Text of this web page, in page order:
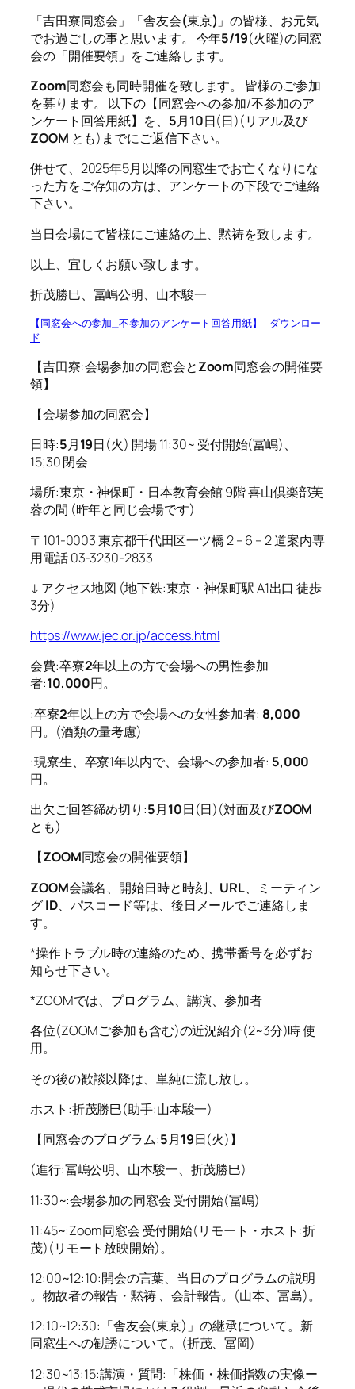
「吉田寮同窓会」「舎友会(東京) 」の皆様、お元気
でお過ごしの事と思います。 今年5/19(火曜)の同窓
会の「開催要領」をご連絡します。
Zoom同窓会も同時開催を致します。 皆様のご参加
を募ります。 以下の【同窓会への参加/不参加のア
ンケート回答用紙】を、 5月10日(日)(リアル及び
ZOOM とも)までにご返信下さい。
併せて、2025年5月以降の同窓生でお亡くなりにな
った方をご存知の方は、アンケートの下段でご連絡
下さい。
当日会場にて皆様にご連絡の上、黙祷を致します。
以上、宜しくお願い致します。
折茂勝巳、冨嶋公明、山本駿一
【同窓会への参加_不参加のアンケート回答用紙】
ダウンロー
ド
【吉田寮:会場参加の同窓会とZoom同窓会の開催要
領】
【会場参加の同窓会】
日時:5月19日(火) 開場 11:30~ 受付開始(冨嶋)、
15;30 閉会
場所:東京・神保町・日本教育会館 9階 喜山倶楽部芙
蓉の間 (昨年と同じ会場です)
〒101-0003 東京都千代田区一ツ橋 2 – 6 – 2 道案内専
用電話 03-3230-2833
↓ アクセス地図 (地下鉄:東京・神保町駅 A1出口 徒歩
3分)
https://www.jec.or.jp/access.html
会費:卒寮2年以上の方で会場への男性参加
者:10,000円。
:卒寮2年以上の方で会場への女性参加者: 8,000
円。(酒類の量考慮)
:現寮生、卒寮1年以内で、会場への参加者: 5,000
円。
出欠ご回答締め切り:5月10日(日)(対面及びZOOM
とも)
【ZOOM同窓会の開催要領】
ZOOM会議名、開始日時と時刻、 URL、ミーティン
グID、パスコード等は、後日メールでご連絡しま
す。
*操作トラブル時の連絡のため、携帯番号を必ずお
知らせ下さい。
*ZOOMでは、プログラム、講演、参加者
各位(ZOOMご参加も含む)の近況紹介(2~3分)時 使
用。
その後の歓談以降は、単純に流し放し。
ホスト:折茂勝巳(助手:山本駿一)
【同窓会のプログラム:5月19日(火)】
(進行:冨嶋公明、山本駿一、折茂勝巳)
11:30~:会場参加の同窓会 受付開始(冨嶋)
11:45~:Zoom同窓会 受付開始(リモート・ホスト:折
茂)(リモート放映開始)。
12:00~12:10:開会の言葉、当日のプログラムの説明
。物故者の報告・黙祷 、会計報告。(山本、冨島)。
12:10~12:30:「舎友会(東京)」の継承について。新
同窓生への勧誘について。(折茂、冨岡)
12:30~13:15:講演・質問:「株価・株価指数の実像ー